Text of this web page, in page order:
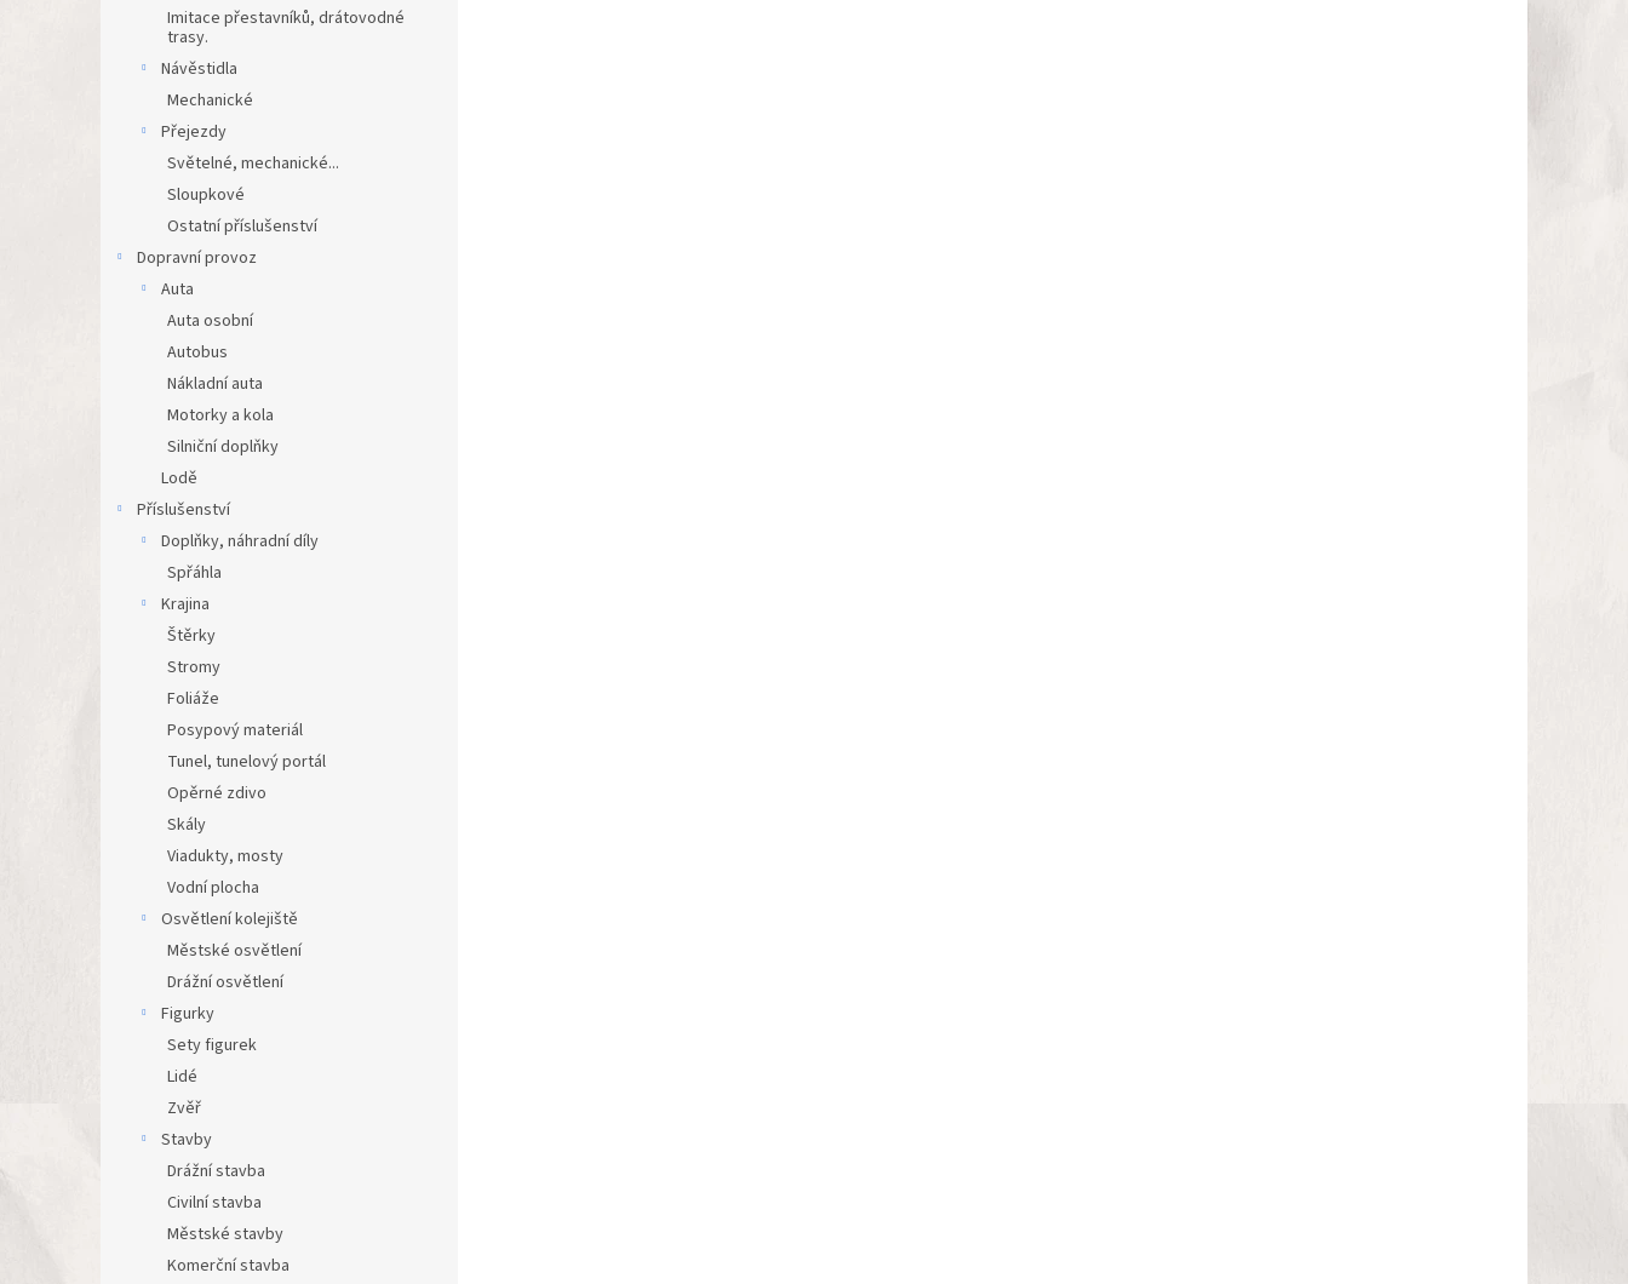
Imitace přestavníků, drátovodné
trasy.
Návěstidla
Mechanické
Přejezdy
Světelné, mechanické...
Sloupkové
Ostatní příslušenství
Dopravní provoz
Auta
Auta osobní
Autobus
Nákladní auta
Motorky a kola
Silniční doplňky
Lodě
Příslušenství
Doplňky, náhradní díly
Spřáhla
Krajina
Štěrky
Stromy
Foliáže
Posypový materiál
Tunel, tunelový portál
Opěrné zdivo
Skály
Viadukty, mosty
Vodní plocha
Osvětlení kolejiště
Městské osvětlení
Drážní osvětlení
Figurky
Sety figurek
Lidé
Zvěř
Stavby
Drážní stavba
Civilní stavba
Městské stavby
Komerční stavba